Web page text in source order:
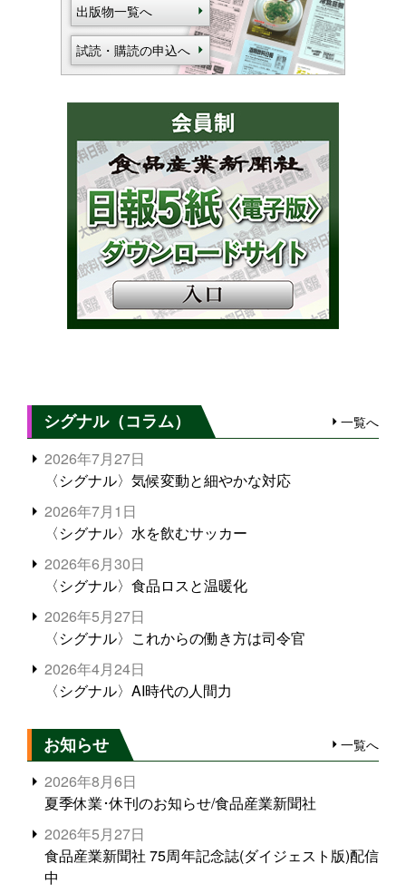
出版物一覧へ
試読・購読の申込へ
シグナル（コラム） 一覧へ
2026年7月27日
〈シグナル〉気候変動と細やかな対応
2026年7月1日
〈シグナル〉水を飲むサッカー
2026年6月30日
〈シグナル〉食品ロスと温暖化
2026年5月27日
〈シグナル〉これからの働き方は司令官
2026年4月24日
〈シグナル〉AI時代の人間力
お知らせ 一覧へ
2026年8月6日
夏季休業･休刊のお知らせ/食品産業新聞社
2026年5月27日
食品産業新聞社 75周年記念誌(ダイジェスト版)配信
中